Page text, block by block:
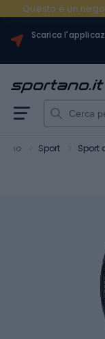
Questo è un
Scarica
Sport Sport